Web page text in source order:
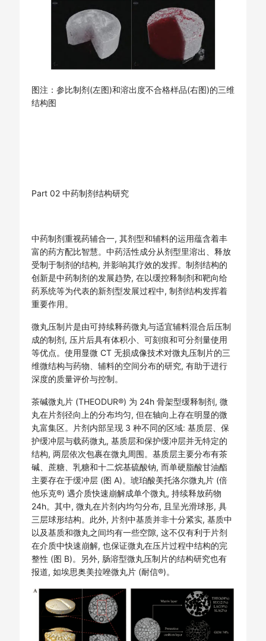
图注：参比制剂(左图)和溶出度不合格样品(右图)的三维
结构图
Part 02 中药制剂结构研究
中药制剂重视药辅合一, 其剂型和辅料的运用蕴含着丰
富的药方配比智慧。中药活性成分从剂型里溶出、释放
受制于制剂的结构, 并影响其疗效的发挥。制剂结构的
创新是中药制剂的发展趋势, 在以缓控释制剂和靶向给
药系统等为代表的新剂型发展过程中, 制剂结构发挥着
重要作用。
微丸压制片是由可持续释药微丸与适宜辅料混合后压制
成的制剂, 压片后具有体积小、可刻痕和可分剂量使用
等优点。使用显微 CT 无损成像技术对微丸压制片的三
维微结构与药物、辅料的空间分布的研究, 有助于进行
深度的质量评价与控制。
茶碱微丸片 (THEODUR®) 为 24h 骨架型缓释制剂, 微
丸在片剂径向上的分布均匀, 但在轴向上存在明显的微
丸富集区。片剂内部呈现 3 种不同的区域: 基质层、保
护缓冲层与载药微丸, 基质层和保护缓冲层并无特定的
结构, 两层依次包裹在微丸周围。基质层主要分布有茶
碱、蔗糖、乳糖和十二烷基硫酸钠, 而单硬脂酸甘油酯
主要存在于缓冲层 (图 A)。琥珀酸美托洛尔微丸片 (倍
他乐克®) 遇介质快速崩解成单个微丸, 持续释放药物
24h。其中, 微丸在片剂内均匀分布, 且呈光滑球形, 具
三层球形结构。此外, 片剂中基质并非十分紧实, 基质中
以及基质和微丸之间均有一些空隙, 这不仅有利于片剂
在介质中快速崩解, 也保证微丸在压片过程中结构的完
整性 (图 B)。另外, 肠溶型微丸压制片的结构研究也有
报道, 如埃思奥美拉唑微丸片 (耐信®)。